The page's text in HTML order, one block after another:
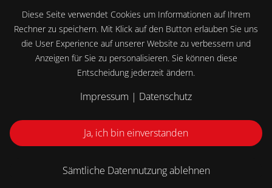
info@schufratec.de
05722 8109918
Schulungsraum
31675 Bückeburg
SCHUFRATEC Safety Academy GmbH. All rights
Impressum|Datenschutz|AGB
Diese Seite verwendet Cookies um Informationen auf Ihrem
Rechner zu speichern. Mit Klick auf den Button erlauben Sie uns
die User Experience auf unserer Website zu verbessern und
Anzeigen für Sie zu personalisieren. Sie können diese
Entscheidung jederzeit ändern.
Impressum | Datenschutz
Ja, ich bin einverstanden
Sämtliche Datennutzung ablehnen